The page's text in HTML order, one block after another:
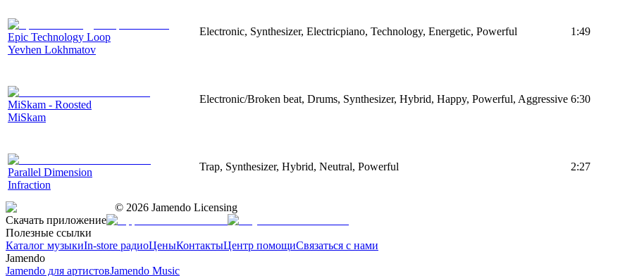
Epic Technology Loop
Yevhen Lokhmatov
Electronic, Synthesizer, Electricpiano, Technology, Energetic, Powerful 1:49
MiSkam - Roosted
MiSkam
Electronic/Broken beat, Drums, Synthesizer, Hybrid, Happy, Powerful, Aggressive 6:30
Parallel Dimension
Infraction
Trap, Synthesizer, Hybrid, Neutral, Powerful 2:27
© 2026 Jamendo Licensing
Скачать приложение
Полезные ссылки
Каталог музыкиIn-store радиоЦеныКонтактыЦентр помощиСвязаться с нами
Jamendo
Jamendo для артистовJamendo Music